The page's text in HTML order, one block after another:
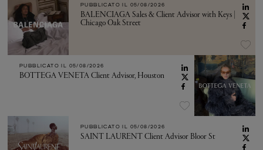
PUBBLICATO IL 05/08/2026
BALENCIAGA Sales & Client Advisor with Keys |
Chicago Oak Street
PUBBLICATO IL 05/08/2026
BOTTEGA VENETA Client Advisor, Houston
PUBBLICATO IL 05/08/2026
SAINT LAURENT Client Advisor Bloor St